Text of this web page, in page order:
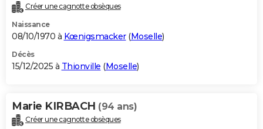
Destinations
City break
Voyage nature
Voyage de noces
Forum
Climat
+PHOTO
GUIDES D'ACHAT
BONS PLANS
Carte de Noël
Carte Bonne année
Carte Saint-Valentin
Carte Pâques
Carte d'anniversaire
DICTIONNAIRE
Créer une cagnotte obsèques
Naissance
08/10/1970 à Kœnigsmacker(Moselle)
Décès
15/12/2025 à Thionville (Moselle)
Marie KIRBACH (94 ans)
Créer une cagnotte obsèques